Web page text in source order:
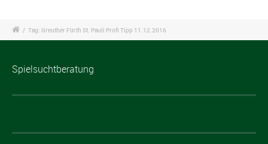
/ Tag: Greuther Fürth St. Pauli Profi Tipp 11.12.2016
Spielsuchtberatung